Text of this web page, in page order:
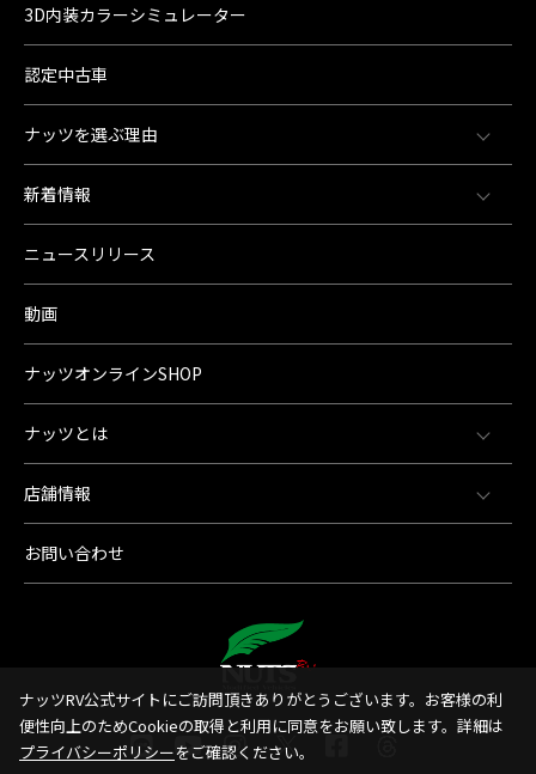
3D内装カラーシミュレーター
認定中古車
ナッツを選ぶ理由
新着情報
ニュースリリース
動画
ナッツオンラインSHOP
ナッツとは
店舗情報
お問い合わせ
ナッツRV公式サイトにご訪問頂きありがとうございます。お客様の利
便性向上のためCookieの取得と利用に同意をお願い致します。詳細は
プライバシーポリシーをご確認ください。